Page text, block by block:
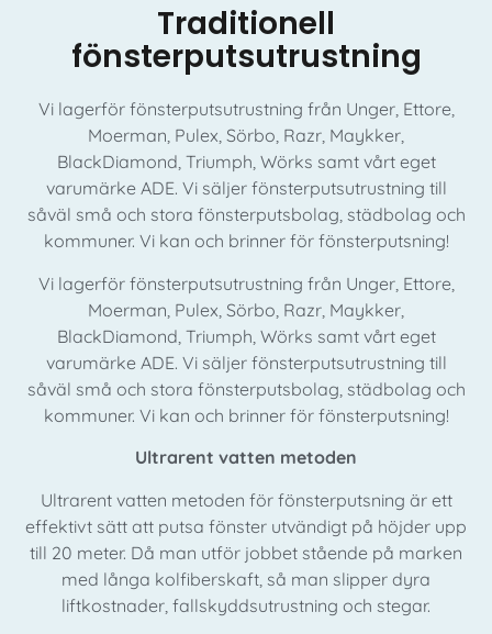
Traditionell
fönsterputsutrustning
Vi lagerför fönsterputsutrustning från Unger, Ettore,
Moerman, Pulex, Sörbo, Razr, Maykker,
BlackDiamond, Triumph, Wörks samt vårt eget
varumärke ADE. Vi säljer fönsterputsutrustning till
såväl små och stora fönsterputsbolag, städbolag och
kommuner. Vi kan och brinner för fönsterputsning!
Vi lagerför fönsterputsutrustning från Unger, Ettore,
Moerman, Pulex, Sörbo, Razr, Maykker,
BlackDiamond, Triumph, Wörks samt vårt eget
varumärke ADE. Vi säljer fönsterputsutrustning till
såväl små och stora fönsterputsbolag, städbolag och
kommuner. Vi kan och brinner för fönsterputsning!
Ultrarent vatten metoden
Ultrarent vatten metoden för fönsterputsning är ett
effektivt sätt att putsa fönster utvändigt på höjder upp
till 20 meter. Då man utför jobbet stående på marken
med långa kolfiberskaft, så man slipper dyra
liftkostnader, fallskyddsutrustning och stegar.